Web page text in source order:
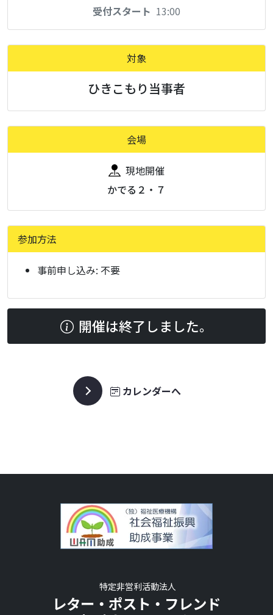
受付スタート 13:00
対象
ひきこもり当事者
会場
現地開催
かでる２・７
参加方法
事前申し込み: 不要
開催は終了しました。
カレンダーへ
特定非営利活動法人
レター・ポスト・フレンド